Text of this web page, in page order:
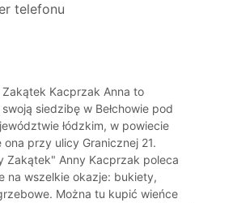
telefonu
Zakątek Kacprzak Anna to
siedzibę w Bełchowie pod
łódzkim, w powiecie
ona przy ulicy Granicznej 21.
Zakątek" Anny Kacprzak poleca
na wszelkie okazje: bukiety,
Można tu kupić wieńce